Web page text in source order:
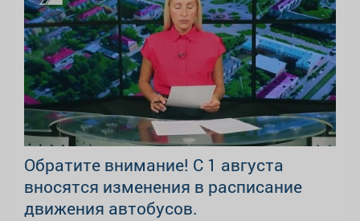
Обратите внимание! С 1 августа
вносятся изменения в расписание
движения автобусов.